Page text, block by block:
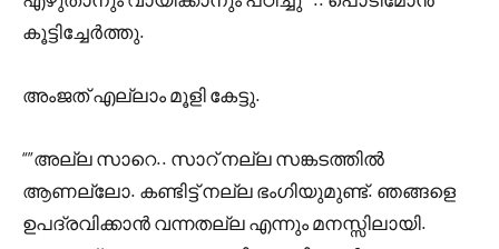
കൂട്ടിച്ചേർത്തു.
അംജത് എല്ലാം മൂളി കേട്ടു.
“”അല്ല സാറെ.. സാറ് നല്ല സങ്കടത്തിൽ
ആണല്ലോ. കണ്ടിട്ട് നല്ല ഭംഗിയുമുണ്ട്. ഞങ്ങളെ
ഉപദ്രവിക്കാൻ വന്നതല്ല എന്നും മനസ്സിലായി.